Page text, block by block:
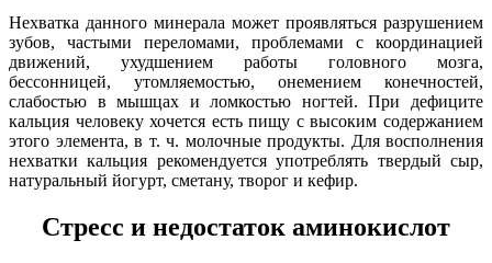
Нехватка данного минерала может проявляться разрушением
зубов, частыми переломами, проблемами с координацией
движений, ухудшением работы головного мозга,
бессонницей, утомляемостью, онемением конечностей,
слабостью в мышцах и ломкостью ногтей. При дефиците
кальция человеку хочется есть пищу с высоким содержанием
этого элемента, в т. ч. молочные продукты. Для восполнения
нехватки кальция рекомендуется употреблять твердый сыр,
натуральный йогурт, сметану, творог и кефир.
Стресс и недостаток аминокислот